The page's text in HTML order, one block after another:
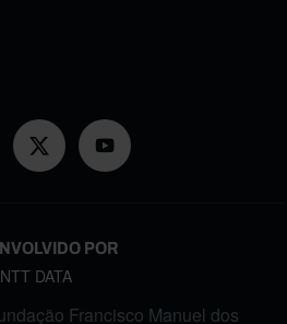
POR
NTT DATA
Francisco Manuel dos